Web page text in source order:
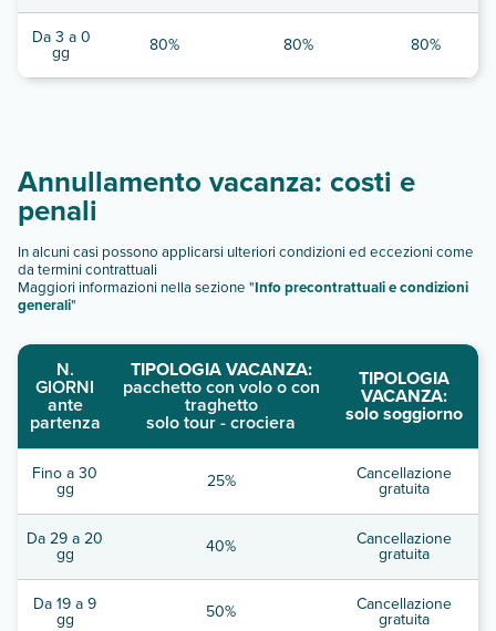
Da 3 a 0
gg 80% 80% 80%
Annullamento vacanza: costi e
penali
In alcuni casi possono applicarsi ulteriori condizioni ed eccezioni come
da termini contrattuali
Maggiori informazioni nella sezione "Info precontrattuali e condizioni
generali"
N.
GIORNI
ante
partenza
TIPOLOGIA VACANZA:
pacchetto con volo o con
traghetto
solo tour - crociera
TIPOLOGIA
VACANZA:
solo soggiorno
Fino a 30
gg 25% Cancellazione
gratuita
Da 29 a 20
gg 40% Cancellazione
gratuita
Da 19 a 9
gg 50% Cancellazione
gratuita